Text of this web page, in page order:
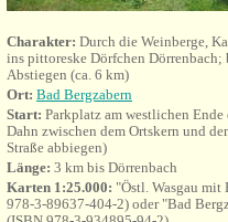
Charakter: Durch die Weinberge,
ins pittoreske Dörfchen
Abstiegen (ca. 6 km)
Ort: Bad Bergzabern
Start: Parkplatz am westlichen Ende
Dahn zwischen dem Ortskern und
Straße abbiegen)
Länge: 3 km bis Dörrenbach
Karten 1:25.000: "Östl. Wasgau mit
978-3-89637-404-2) oder "Bad